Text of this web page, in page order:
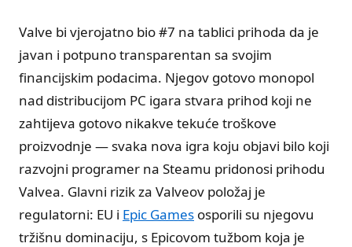
Valve bi vjerojatno bio #7 na tablici prihoda da je
javan i potpuno transparentan sa svojim
financijskim podacima. Njegov gotovo monopol
nad distribucijom PC igara stvara prihod koji ne
zahtijeva gotovo nikakve tekuće troškove
proizvodnje — svaka nova igra koju objavi bilo koji
razvojni programer na Steamu pridonosi prihodu
Valvea. Glavni rizik za Valveov položaj je
regulatorni: EU i Epic Games osporili su njegovu
tržišnu dominaciju, s Epicovom tužbom koja je